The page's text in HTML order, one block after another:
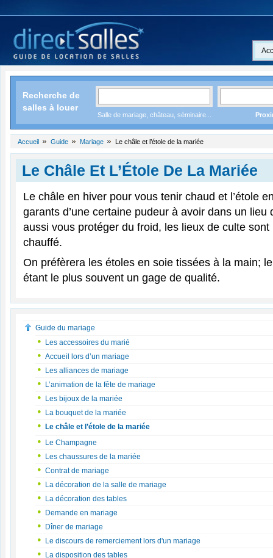
Recherche de
salles à louer
Salle de mariage, château, séminaire...
Accueil Guide Mariage Le châle et l’étole de la mariée
Le Châle Et L’Étole De La Mariée
Le châle en hiver pour vous tenir chaud et l’étole
garants d’une certaine pudeur à avoir dans un lieu
aussi vous protéger du froid, les lieux de culte sont
chauffé.
On préfèrera les étoles en soie tissées à la main;
étant le plus souvent un gage de qualité.
Guide du mariage
Les accessoires du marié
Accueil lors d’un mariage
Les alliances de mariage
L’animation de la fête de mariage
Les bijoux de la mariée
La bouquet de la mariée
Le châle et l’étole de la mariée
Le Champagne
Les chaussures de la mariée
Contrat de mariage
La décoration de la salle de mariage
La décoration des tables
Demande en mariage
Dîner de mariage
Le discours de remerciement lors d'un mariage
La disposition des tables